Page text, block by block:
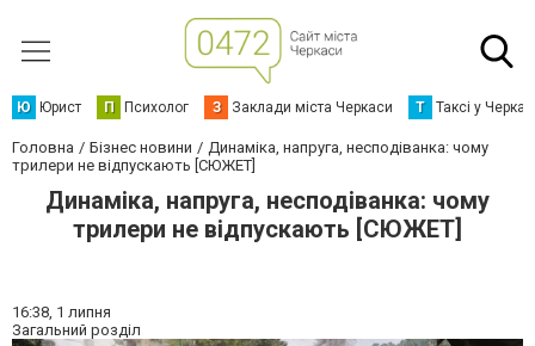
Ю Юрист П Психолог З Заклади міста Черкаси Т Таксі у
Головна Бізнес новини
Динаміка, напруга, несподіванка: чому
трилери не відпускають [СЮЖЕТ]
Динаміка, напруга, несподіванка: чому
трилери не відпускають [СЮЖЕТ]
16:38, 1 липня
Загальний розділ